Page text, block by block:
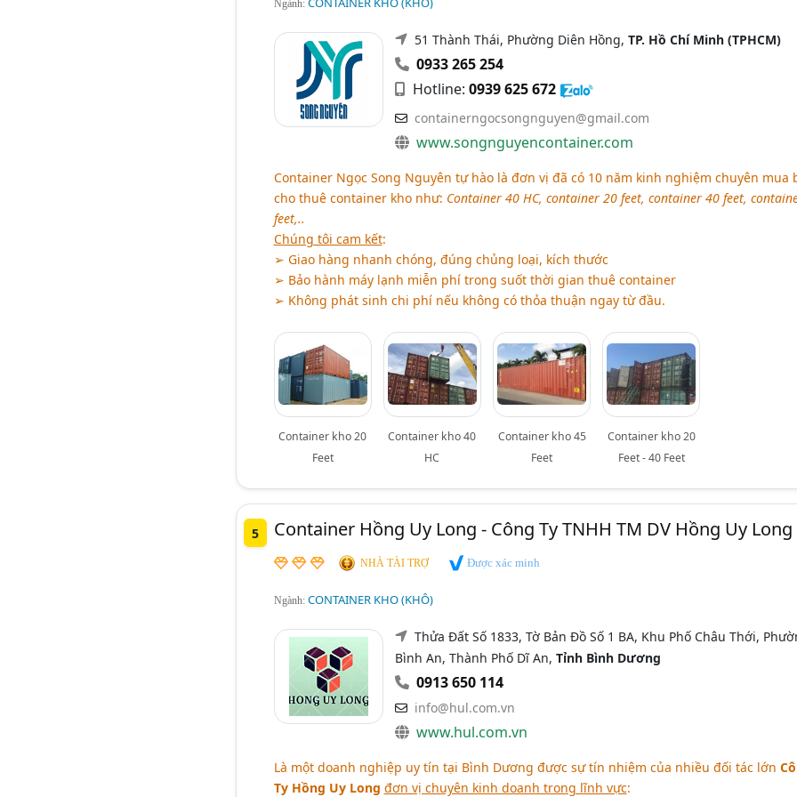
Ngành:
51 Thành Thái, Phường Diên Hồng, TP. Hồ Chí Minh (TPHCM)
0933 265 254
Hotline: 0939 625 672
containerngocsongnguyen@gmail.com
www.songnguyencontainer.com
Container Ngọc Song Nguyên tự hào là đơn vị đã có 10 năm kinh nghiệm chuyên mua
cho thuê container kho như: Container 40 HC, container 20 feet, container 40 feet,
feet,..
Chúng tôi cam kết:
➢ Giao hàng nhanh chóng, đúng chủng loại, kích thước
➢ Bảo hành máy lạnh miễn phí trong suốt thời gian thuê container
➢ Không phát sinh chi phí nếu không có thỏa thuận ngay từ đầu.
Container kho 20
Feet
Container kho 40
HC
Container kho 45
Feet
Container kho 20
Feet - 40 Feet
5 Container Hồng Uy Long - Công Ty TNHH TM DV Hồng Uy Long
NHÀ TÀI TRỢ Được xác minh
Ngành: CONTAINER KHO (KHÔ)
Thửa Đất Số 1833, Tờ Bản Đồ Số 1 BA, Khu Phố Châu Thới,
Bình An, Thành Phố Dĩ An, Tỉnh Bình Dương
0913 650 114
info@hul.com.vn
www.hul.com.vn
Là một doanh nghiệp uy tín tại Bình Dương được sự tín nhiệm của nhiều đối tác lớn
Ty Hồng Uy Long đơn vị chuyên kinh doanh trong lĩnh vực: